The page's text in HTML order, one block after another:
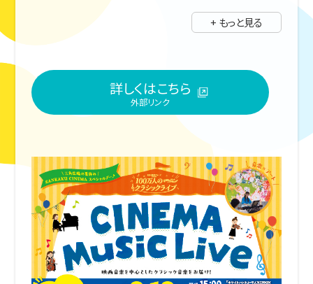
詳細プログラムは公式インスタグラムをチェック！
+ もっと見る
詳しくはこちら